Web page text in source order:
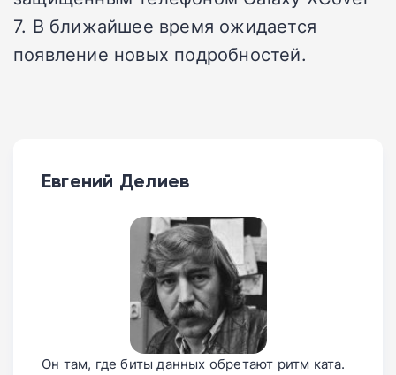
7. В ближайшее время ожидается
появление новых подробностей.
Евгений Делиев
Он там, где биты данных обретают ритм ката.